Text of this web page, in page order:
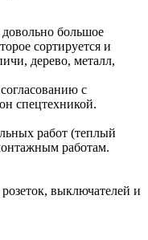
довольно большое
сортируется и
дерево, металл,
с
спецтехникой.
работ (теплый
работам.
выключателей и